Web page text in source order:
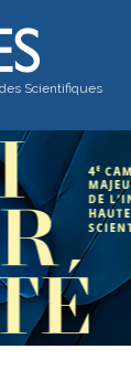
Scientifiques